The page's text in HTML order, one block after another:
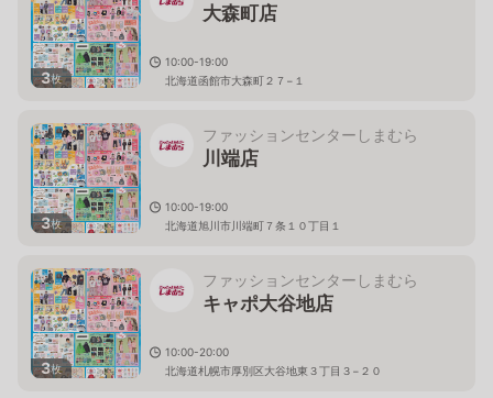
3枚
大森町店
10:00-19:00
北海道函館市大森町２７−１
3枚
ファッションセンターしまむら
川端店
10:00-19:00
北海道旭川市川端町７条１０丁目１
3枚
ファッションセンターしまむら
キャポ大谷地店
10:00-20:00
北海道札幌市厚別区大谷地東３丁目３−２０